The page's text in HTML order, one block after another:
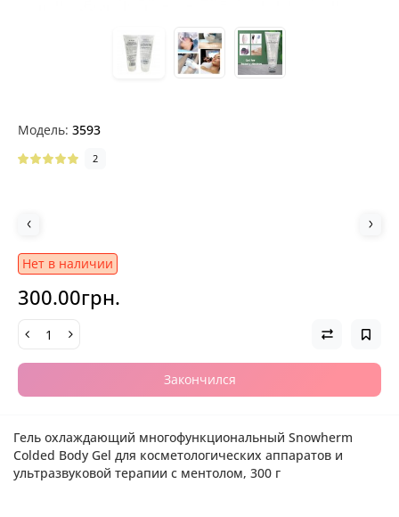
Модель: 3593
2
Нет в наличии
300.00грн.
Закончился
Гель охлаждающий многофункциональный Snowherm
Colded Body Gel для косметологических аппаратов и
ультразвуковой терапии с ментолом, 300 г